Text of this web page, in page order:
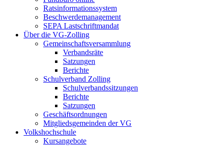
Ratsinformationssystem
Beschwerdemanagement
SEPA Lastschriftmandat
Über die VG-Zolling
Gemeinschaftsversammlung
Verbandsräte
Satzungen
Berichte
Schulverband Zolling
Schulverbandssitzungen
Berichte
Satzungen
Geschäftsordnungen
Mitgliedsgemeinden der VG
Volkshochschule
Kursangebote